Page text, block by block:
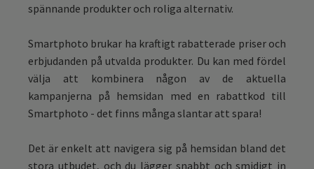
spännande produkter och roliga alternativ.
Smartphoto brukar ha kraftigt rabatterade priser och
erbjudanden på utvalda produkter. Du kan med fördel
välja att kombinera någon av de aktuella
kampanjerna på hemsidan med en rabattkod till
Smartphoto - det finns många slantar att spara!
Det är enkelt att navigera sig på hemsidan bland det
stora utbudet, och du lägger snabbt och smidigt in